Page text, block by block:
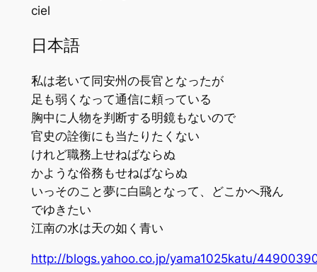
ciel
日本語
私は老いて同安州の長官となったが
足も弱くなって通信に頼っている
胸中に人物を判断する明鏡もないので
官史の詮衡にも当たりたくない
けれど職務上せねばならぬ
かような俗務もせねばならぬ
いっそのこと夢に白鷗となって、どこかへ飛ん
でゆきたい
江南の水は天の如く青い
http://blogs.yahoo.co.jp/yama1025katu/